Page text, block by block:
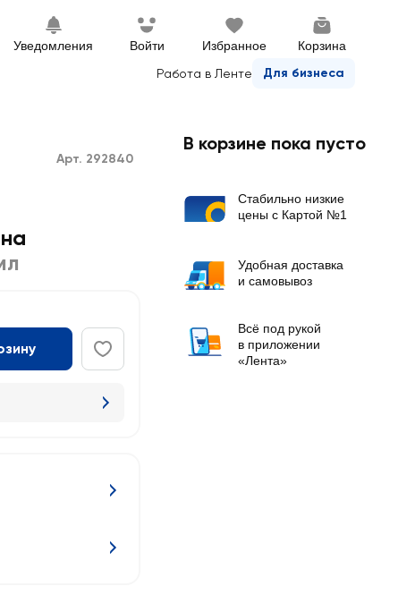
Уведомления Войти Избранное Корзина
Работа в Ленте Для бизнеса
Арт. 292840
В корзине пока пусто
Стабильно низкие
цены с Картой №1
Удобная доставка
и самовывоз
Всё под рукой
в приложении
«Лента»